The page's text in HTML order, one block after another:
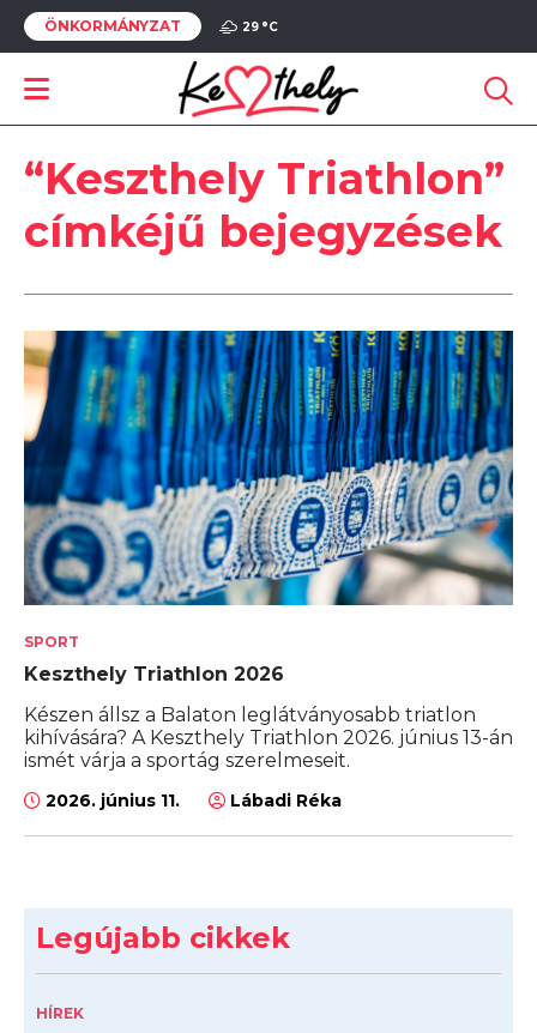
ÖNKORMÁNYZAT 29 °C
“Keszthely Triathlon”
címkéjű bejegyzések
SPORT
Keszthely Triathlon 2026
Készen állsz a Balaton leglátványosabb triatlon
kihívására? A Keszthely Triathlon 2026. június 13-án
ismét várja a sportág szerelmeseit.
2026. június 11. Lábadi Réka
Legújabb cikkek
HÍREK